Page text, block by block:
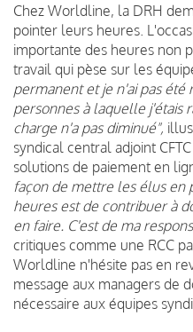
Chez Worldline, la DRH
pointer leurs heures.
importante des heures non
travail qui pèse sur les
permanent et je n'ai pas
personnes à laquelle j'étais
charge n'a pas diminué",
syndical central adjoint
solutions de paiement en
façon de mettre les élus en
heures est de contribuer à
en faire. C'est de ma
critiques comme une RCC
Worldline n'hésite pas en
message aux managers de
nécessaire aux équipes